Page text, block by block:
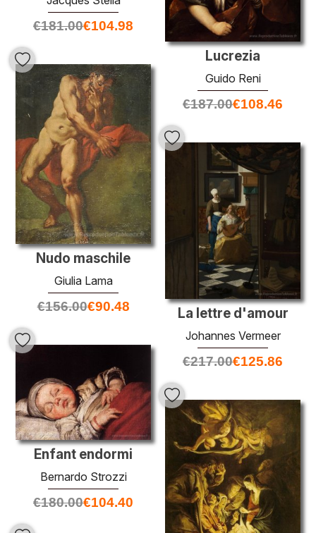
€181.00€104.98
Lucrezia
Guido Reni
€187.00€108.46
Nudo maschile
Giulia Lama
€156.00€90.48 La lettre d'amour
Johannes Vermeer
€217.00€125.86
Enfant endormi
Bernardo Strozzi
€180.00€104.40